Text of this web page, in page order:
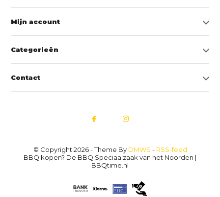
Mijn account
Categorieën
Contact
© Copyright 2026 - Theme By DMWS - RSS-feed
BBQ kopen? De BBQ Speciaalzaak van het Noorden |
BBQtime.nl